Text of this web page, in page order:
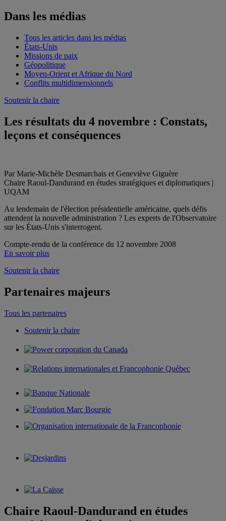
Dans les médias
Tous les articles dans les médias
États-Unis
Missions de paix
Géopolitique
Moyen-Orient et Afrique du Nord
Conflits multidimensionnels
Soutenir la chaire
Les résultats du 4 novembre : Constats,
leçons et conséquences
Par Marie-Michèle Desmarchais et Geneviève Giguère
Chaire Raoul-Dandurand en études stratégiques et diplomatiques |
UQAM
Au lendemain de l'élection présidentielle américaine, quels défis
attendent la nouvelle administration ? Les experts de l'Observatoire
sur les États-Unis s'interrogent.
Compte-rendu de la conférence du 12 novembre 2008
En savoir plus
Soutenir la chaire
Partenaires majeurs
Tous les partenaires
Soutenir la chaire
Chaire Raoul-Dandurand en études